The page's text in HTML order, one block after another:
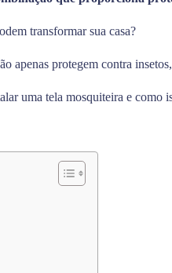
transformar sua casa?
apenas protegem contra
uma tela mosquiteira e como